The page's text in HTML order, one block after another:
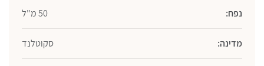
נפח: 50 מ"ל
מדינה: סקוטלנד